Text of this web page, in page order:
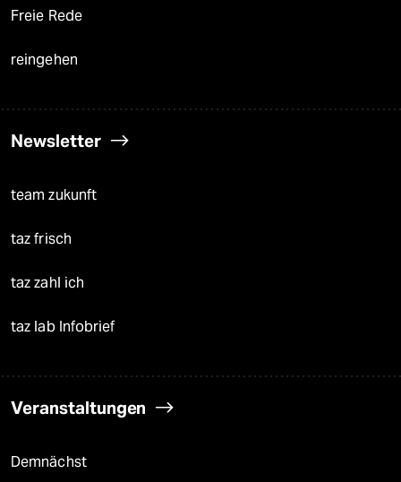
Freie Rede
reingehen
Newsletter
team zukunft
taz frisch
taz zahl ich
taz lab Infobrief
Veranstaltungen
Demnächst